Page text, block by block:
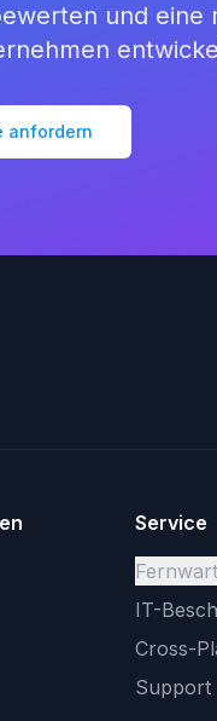
und eine
anfordern
Service
IT-
Cross-
Support